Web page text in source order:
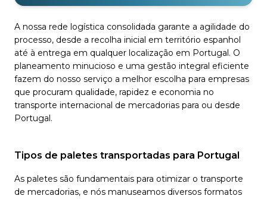
A nossa rede logística consolidada garante a agilidade do
processo, desde a recolha inicial em território espanhol
até à entrega em qualquer localização em Portugal. O
planeamento minucioso e uma gestão integral eficiente
fazem do nosso serviço a melhor escolha para empresas
que procuram qualidade, rapidez e economia no
transporte internacional de mercadorias para ou desde
Portugal.
Tipos de paletes transportadas para Portugal
As paletes são fundamentais para otimizar o transporte
de mercadorias, e nós manuseamos diversos formatos